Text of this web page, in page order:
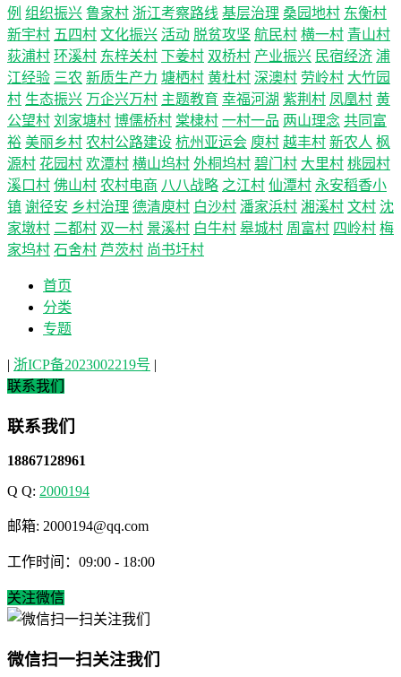
例 组织振兴 鲁家村 浙江考察路线 基层治理 桑园地村 东衡村
新宇村 五四村 文化振兴 活动 脱贫攻坚 航民村 横一村 青山村
荻浦村 环溪村 东梓关村 下姜村 双桥村 产业振兴 民宿经济 浦
江经验 三农 新质生产力 塘栖村 黄杜村 深澳村 劳岭村 大竹园
村 生态振兴 万企兴万村 主题教育 幸福河湖 紫荆村 凤凰村 黄
公望村 刘家塘村 博儒桥村 棠棣村 一村一品 两山理念 共同富
裕 美丽乡村 农村公路建设 杭州亚运会 庾村 越丰村 新农人 枫
源村 花园村 欢潭村 横山坞村 外桐坞村 碧门村 大里村 桃园村
溪口村 佛山村 农村电商 八八战略 之江村 仙潭村 永安稻香小
镇 谢径安 乡村治理 德清庾村 白沙村 潘家浜村 湘溪村 文村 沈
家墩村 二都村 双一村 景溪村 白牛村 皋城村 周富村 四岭村 梅
家坞村 石舍村 芦茨村 尚书圩村
首页
分类
专题
| 浙ICP备2023002219号 |
联系我们
联系我们
18867128961
Q Q: 2000194
邮箱: 2000194@qq.com
工作时间：09:00 - 18:00
关注微信
微信扫一扫关注我们